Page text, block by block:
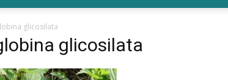
glicosilata
glicosilata